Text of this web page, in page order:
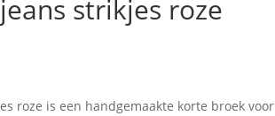
strikjes roze
roze is een handgemaakte korte broek voor